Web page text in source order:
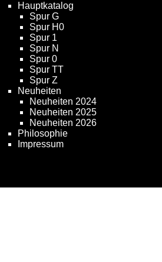
Hauptkatalog
Spur G
Spur H0
Spur 1
Spur N
Spur 0
Spur TT
Spur Z
Neuheiten
Neuheiten 2024
Neuheiten 2025
Neuheiten 2026
Philosophie
Impressum